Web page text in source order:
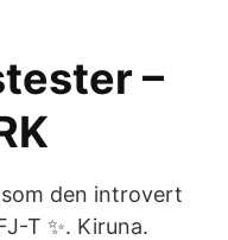
–
den introvert
T ✨. Kiruna.